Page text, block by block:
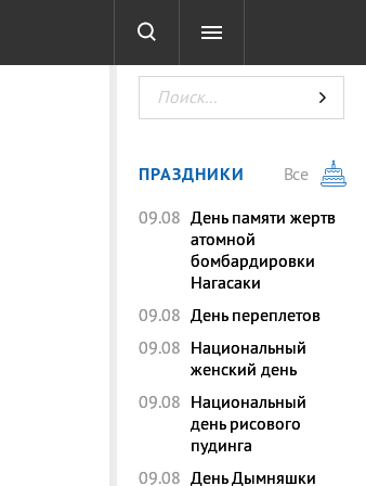
ТЕСТЫ
ПРАЗДНИКИ
Все
09.08 День памяти жертв
атомной
бомбардировки
Нагасаки
09.08 День переплетов
09.08 Национальный
женский день
09.08 Национальный
день рисового
пудинга
09.08 День Дымняшки